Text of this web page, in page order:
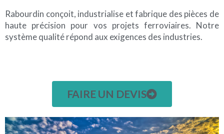
Rabourdin conçoit, industrialise et fabrique des pièces de
haute précision pour vos projets ferroviaires. Notre
système qualité répond aux exigences des industries.
FAIRE UN DEVIS